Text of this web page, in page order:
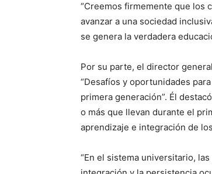
“Creemos firmemente que los
avanzar a una sociedad
se genera la verdadera
Por su parte, el director
“Desafíos y oportunidades
primera generación”. Él
o más que llevan durante el
aprendizaje e integración de
“En el sistema universitario,